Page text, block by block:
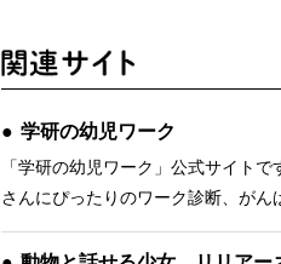
学研の幼児ワーク
「学研の幼児ワーク」公式サイト
さんにぴったりのワーク診断、が